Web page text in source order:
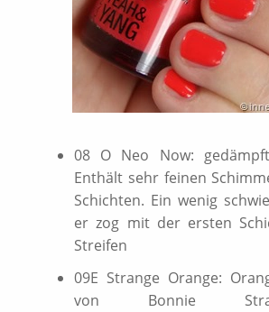
08 O Neo Now:
Enthält sehr feinen
Schichten. Ein wenig
er zog mit der ersten
Streifen
09E Strange Orange:
von Bonnie